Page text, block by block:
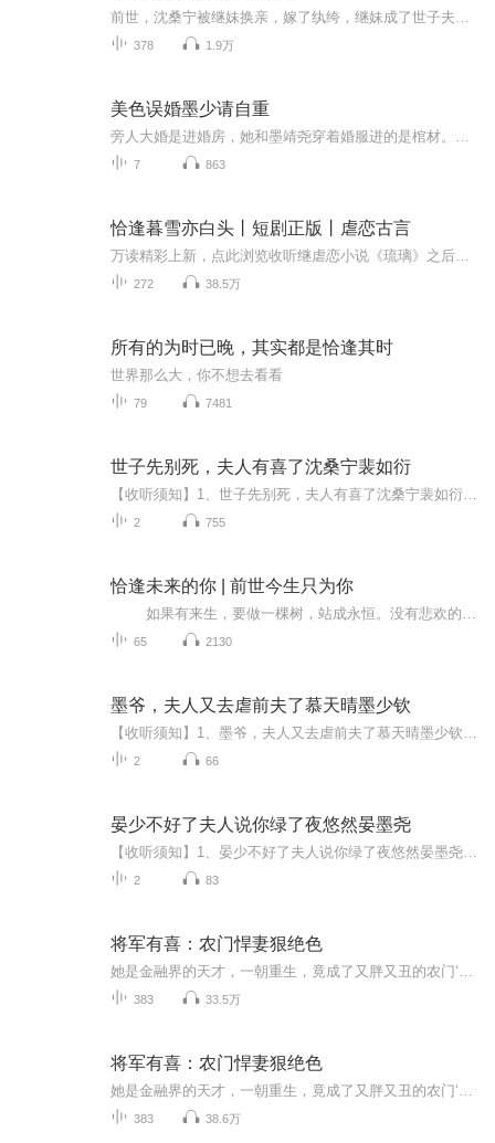
378 1.9万
美色误婚墨少请自重
7 863
恰逢暮雪亦白头丨短剧正版丨虐恋古言
272 38.5万
所有的为时已晚，其实都是恰逢其时
世界那么大，你不想去看看
79 7481
世子先别死，夫人有喜了沈桑宁裴如衍
2 755
恰逢未来的你 | 前世今生只为你
65 2130
墨爷，夫人又去虐前夫了慕天晴墨少钦
2 66
晏少不好了夫人说你绿了夜悠然晏墨尧
2 83
将军有喜：农门悍妻狠绝色
383 33.5万
将军有喜：农门悍妻狠绝色
383 38.6万